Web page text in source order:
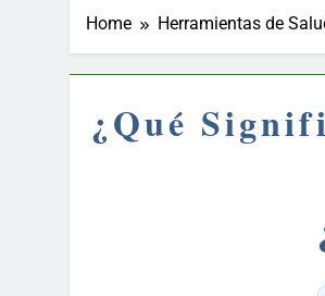
Home Herramientas de
¿Qué